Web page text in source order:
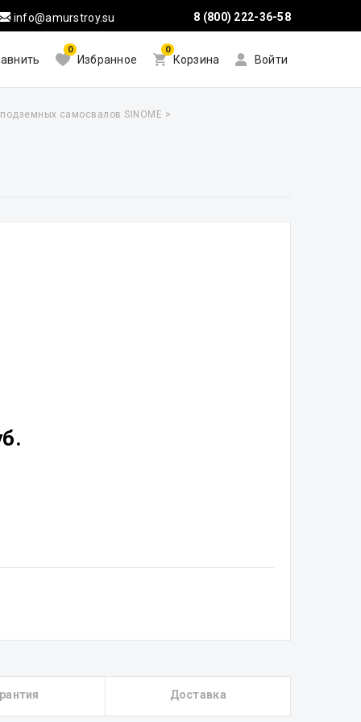
info@amurstroy.su 8 (800) 222-36-58
0
Избранное
0
Корзина Войти
самосвалов SINOME >
Доставка